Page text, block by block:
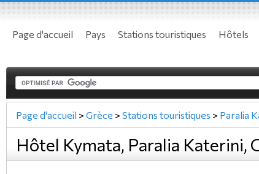
Page d'accueil Pays Stations touristiques Hôtels
Page d'accueil > Grèce > Stations touristiques > Paralia
Hôtel Kymata, Paralia Katerini,